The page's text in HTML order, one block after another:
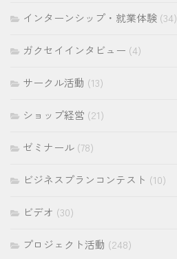
インターンシップ・就業体験 (34)
ガクセイインタビュー (4)
サークル活動 (13)
ショップ経営 (21)
ゼミナール (78)
ビジネスプランコンテスト (10)
ビデオ (30)
プロジェクト活動 (248)